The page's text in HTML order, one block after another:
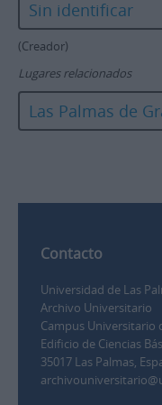
Sin identificar
(Creador)
Lugares relacionados
Las Palmas de
Contacto
Universidad de Las
Archivo Universitario
Campus Universitario
Edificio de Ciencias
35017 Las Palmas,